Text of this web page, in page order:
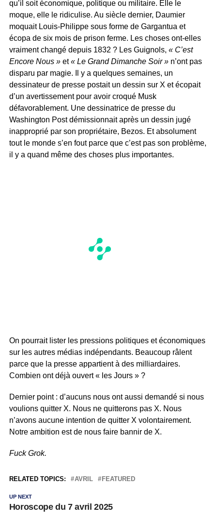
qu’il soit économique, politique ou militaire. Elle le
moque, elle le ridiculise. Au siècle dernier, Daumier
moquait Louis-Philippe sous forme de Gargantua et
écopa de six mois de prison ferme. Les choses ont-elles
vraiment changé depuis 1832 ? Les Guignols, « C’est
Encore Nous »et« Le Grand Dimanche Soir »n’ont pas
disparu par magie. Il y a quelques semaines, un
dessinateur de presse postait un dessin sur X et écopait
d’un avertissement pour avoir croqué Musk
défavorablement. Une dessinatrice de presse du
Washington Post démissionnait après un dessin jugé
inapproprié par son propriétaire, Bezos. Et absolument
tout le monde s’en fout parce que c’est pas son problème,
il y a quand même des choses plus importantes.
On pourrait lister les pressions politiques et économiques
sur les autres médias indépendants. Beaucoup râlent
parce que la presse appartient à des milliardaires.
Combien ont déjà ouvert « les Jours » ?
Dernier point : d’aucuns nous ont aussi demandé si nous
voulions quitter X. Nous ne quitterons pas X. Nous
n’avons aucune intention de quitter X volontairement.
Notre ambition est de nous faire bannir de X.
Fuck Grok.
RELATED TOPICS: AVRIL FEATURED
UP NEXT
Horoscope du 7 avril 2025